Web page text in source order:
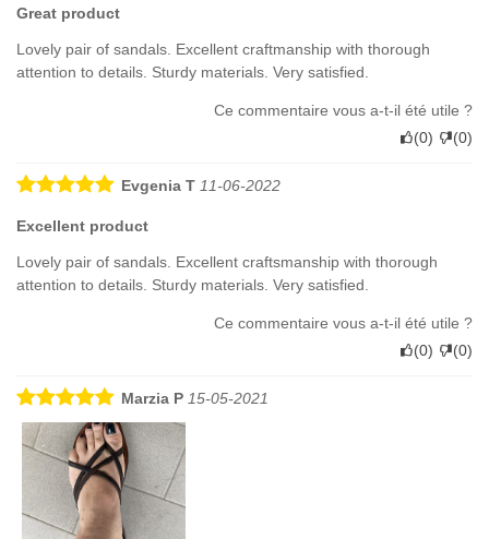
Great product
Lovely pair of sandals. Excellent craftmanship with thorough
attention to details. Sturdy materials. Very satisfied.
Ce commentaire vous a-t-il été utile ?
(0) (0)
Evgenia T 11-06-2022
Excellent product
Lovely pair of sandals. Excellent craftsmanship with thorough
attention to details. Sturdy materials. Very satisfied.
Ce commentaire vous a-t-il été utile ?
(0) (0)
Marzia P 15-05-2021